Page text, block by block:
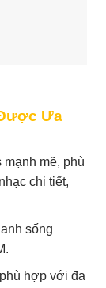
Ưa
mạnh mẽ, phù
chi tiết,
sống
hợp với đa